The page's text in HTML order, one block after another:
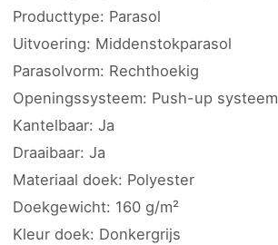
Producttype: Parasol
Uitvoering: Middenstokparasol
Parasolvorm: Rechthoekig
Openingssysteem: Push-up systeem
Kantelbaar: Ja
Draaibaar: Ja
Materiaal doek: Polyester
Doekgewicht: 160 g/m²
Kleur doek: Donkergrijs